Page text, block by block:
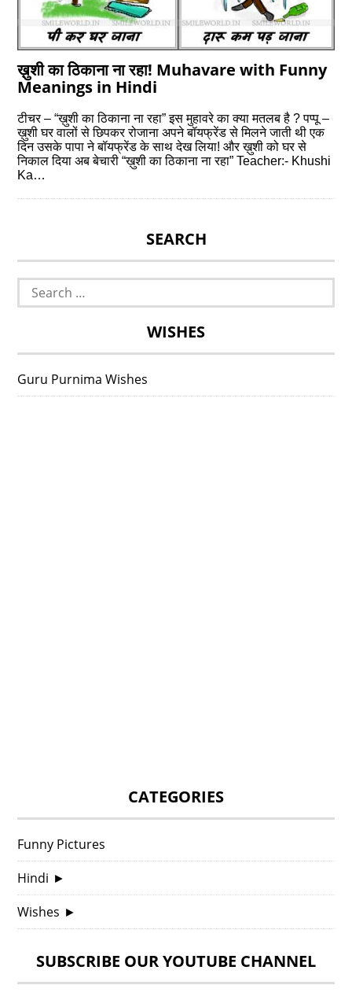
ख़ुशी का ठिकाना ना रहा! Muhavare with Funny
Meanings in Hindi
टीचर – “ख़ुशी का ठिकाना ना रहा” इस मुहावरे का क्या मतलब है ? पप्पू –
ख़ुशी घर वालों से छिपकर रोजाना अपने बॉयफ्रेंड से मिलने जाती थी एक
दिन उसके पापा ने बॉयफ्रेंड के साथ देख लिया! और ख़ुशी को घर से
निकाल दिया अब बेचारी “ख़ुशी का ठिकाना ना रहा” Teacher:- Khushi
Ka…
SEARCH
Search
for:
WISHES
Guru Purnima Wishes
CATEGORIES
Funny Pictures
Hindi ►
Wishes ►
SUBSCRIBE OUR YOUTUBE CHANNEL